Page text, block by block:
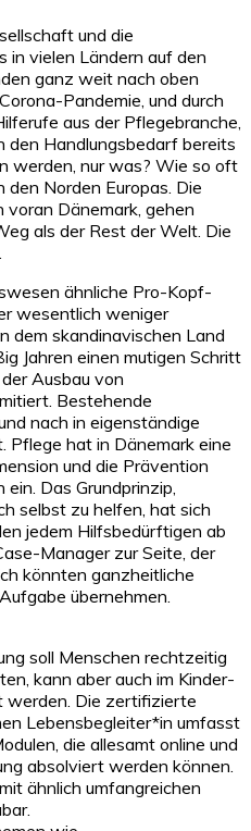
und die
in vielen Ländern auf den
ganz weit nach oben
Pandemie, und durch
aus der Pflegebranche,
den Handlungsbedarf bereits
werden, nur was? Wie so oft
den Norden Europas. Die
voran Dänemark, gehen
als der Rest der Welt. Die
ähnliche Pro-Kopf-
wesentlich weniger
dem skandinavischen Land
Jahren einen mutigen Schritt
Ausbau von
Bestehende
nach in eigenständige
Pflege hat in Dänemark eine
und die Prävention
Das Grundprinzip,
selbst zu helfen, hat sich
jedem Hilfsbedürftigen ab
Manager zur Seite, der
könnten ganzheitliche
übernehmen.
soll Menschen rechtzeitig
kann aber auch im Kinder-
werden. Die zertifizierte
Lebensbegleiter*in umfasst
die allesamt online und
absolviert werden können.
ähnlich umfangreichen